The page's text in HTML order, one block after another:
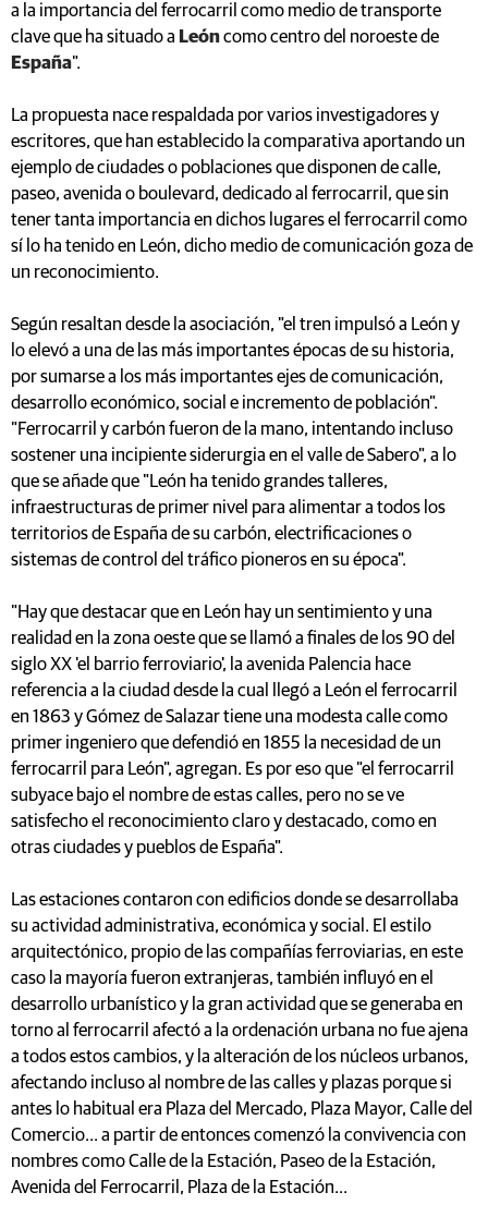
a la importancia del ferrocarril como medio de transporte
clave que ha situado a Leóncomo centro del noroeste de
España".
La propuesta nace respaldada por varios investigadores y
escritores, que han establecido la comparativa aportando un
ejemplo de ciudades o poblaciones que disponen de calle,
paseo, avenida o boulevard, dedicado al ferrocarril, que sin
tener tanta importancia en dichos lugares el ferrocarril como
sí lo ha tenido en León, dicho medio de comunicación goza de
un reconocimiento.
Según resaltan desde la asociación, "el tren impulsó a León y
lo elevó a una de las más importantes épocas de su historia,
por sumarse a los más importantes ejes de comunicación,
desarrollo económico, social e incremento de población".
"Ferrocarril y carbón fueron de la mano, intentando incluso
sostener una incipiente siderurgia en el valle de Sabero", a lo
que se añade que "León ha tenido grandes talleres,
infraestructuras de primer nivel para alimentar a todos los
territorios de España de su carbón, electrificaciones o
sistemas de control del tráfico pioneros en su época".
"Hay que destacar que en León hay un sentimiento y una
realidad en la zona oeste que se llamó a finales de los 90 del
siglo XX 'el barrio ferroviario', la avenida Palencia hace
referencia a la ciudad desde la cual llegó a León el ferrocarril
en 1863 y Gómez de Salazar tiene una modesta calle como
primer ingeniero que defendió en 1855 la necesidad de un
ferrocarril para León", agregan. Es por eso que "el ferrocarril
subyace bajo el nombre de estas calles, pero no se ve
satisfecho el reconocimiento claro y destacado, como en
otras ciudades y pueblos de España".
Las estaciones contaron con edificios donde se desarrollaba
su actividad administrativa, económica y social. El estilo
arquitectónico, propio de las compañías ferroviarias, en este
caso la mayoría fueron extranjeras, también influyó en el
desarrollo urbanístico y la gran actividad que se generaba en
torno al ferrocarril afectó a la ordenación urbana no fue ajena
a todos estos cambios, y la alteración de los núcleos urbanos,
afectando incluso al nombre de las calles y plazas porque si
antes lo habitual era Plaza del Mercado, Plaza Mayor, Calle del
Comercio... a partir de entonces comenzó la convivencia con
nombres como Calle de la Estación, Paseo de la Estación,
Avenida del Ferrocarril, Plaza de la Estación...